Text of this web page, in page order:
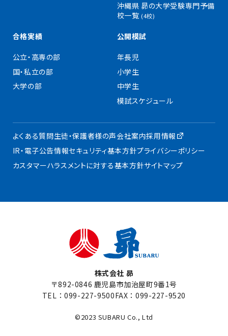
沖縄県 昴の大学受験専門予備
校一覧 (4校)
合格実績
公立・高専の部
国・私立の部
大学の部
公開模試
年長児
小学生
中学生
模試スケジュール
よくある質問生徒・保護者様の声会社案内採用情報
IR・電子公告情報セキュリティ基本方針プライバシーポリシー
カスタマーハラスメントに対する基本方針サイトマップ
株式会社 昴
〒892-0846 鹿児島市加治屋町9番1号
TEL：099-227-9500FAX：099-227-9520
©2023 SUBARU Co., Ltd